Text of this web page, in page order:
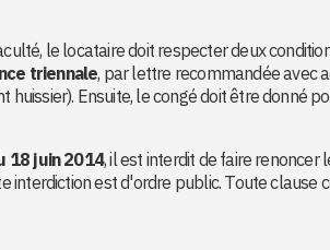
le locataire doit respecter deux
triennale, par lettre recommandée avec
huissier). Ensuite, le congé doit être donné
18 juin 2014, il est interdit de faire
interdiction est d'ordre public. Toute